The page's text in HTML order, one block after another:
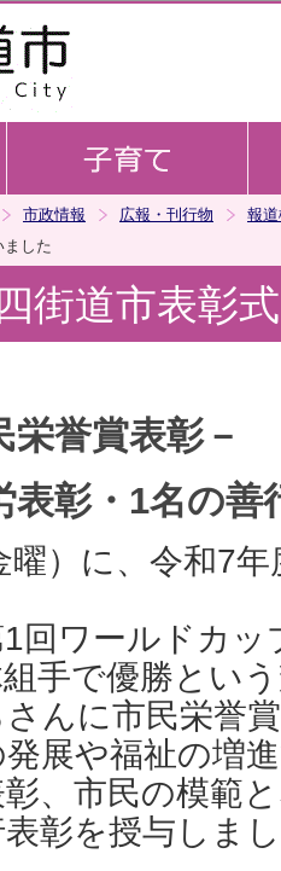
市政情報 広報・刊行物
報
ました
街道市表彰
栄誉賞表彰－
表彰・1名の善
曜）に、令和7
回ワールドカッ
手で優勝とい
んに市民栄誉
展や福祉の増
、市民の模範
彰を授与しま